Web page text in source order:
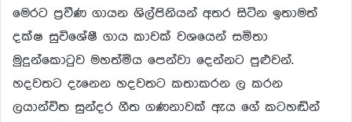
මෙරට ප්‍රවීණ ගායන ශිල්පිනියන් අතර සිටින ඉතාමත්
දක්ෂ සුවිශේෂී ගාය කාවක් වශයෙන් සමිතා
මුදුන්කොටුව මහත්මිය පෙන්වා දෙන්නට පුළුවන්.
හදවතට දැනෙන හදවතට කතාකරන ල කරන
ලයාන්විත සුන්දර ගීත ගණනාවක් ඇය ගේ කටහඬින්